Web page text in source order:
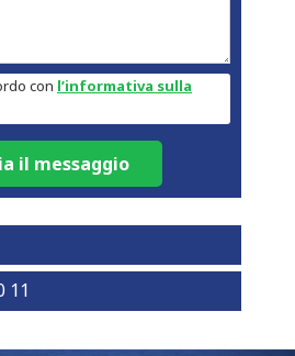
con l’informativa sulla
il messaggio
11